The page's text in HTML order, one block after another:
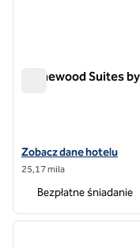
Homewood Suites
Zobacz szczegóły
Zobacz dane hotelu
25,17 mila
Bezpłatne śniadanie
1 z 12